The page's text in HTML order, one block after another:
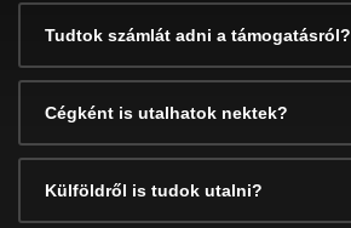
Tudtok számlát adni a támogatásról?
Cégként is utalhatok nektek?
Külföldről is tudok utalni?